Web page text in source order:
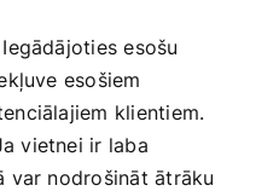
Iegādājoties esošu
esošiem
klientiem.
vietnei ir laba
var nodrošināt ātrāku